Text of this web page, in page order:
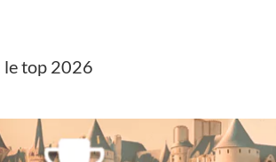
le top 2026